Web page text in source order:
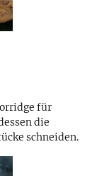
für
die
schneiden.